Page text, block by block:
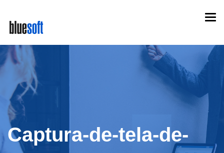
main
content
Captura-de-tela-de-